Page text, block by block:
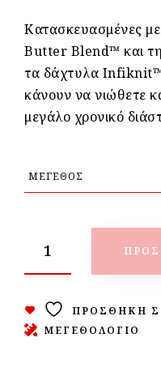
Κατασκευασμένες
Butter Blend™ και
τα δάχτυλα
κάνουν να νιώθετε
μεγάλο χρονικό
ΠΡΟΣΘΉΚΗ
ΜΕΓΕΘΟΛΟΓΙΟ